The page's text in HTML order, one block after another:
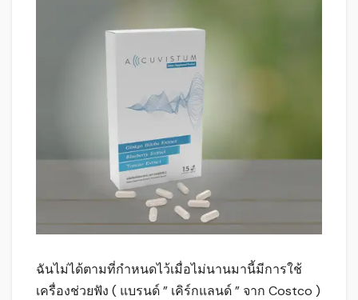
ฉันไม่ได้ตามที่กำหนดไว้เมื่อไม่นานมานี้มีการใช้
เครื่องช่วยฟัง ( แบรนด์ ” เคิร์กแลนด์ ” จาก Costco )